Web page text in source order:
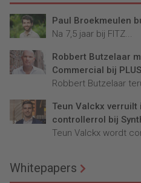
Paul Broekmeulen
Na 7,5 jaar bij FITZ...
Robbert Butzelaar
Commercial bij
Robbert Butzelaar
Teun Valckx
controllerrol bij
Teun Valckx wordt
Whitepapers